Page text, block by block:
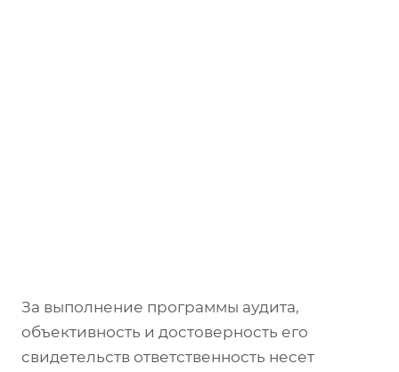
За выполнение программы аудита,
объективность и достоверность его
свидетельств ответственность несет